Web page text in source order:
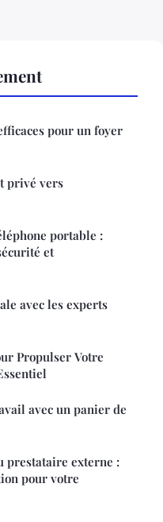
pour un foyer
privé vers
portable :
et
avec les experts
Propulser Votre
avec un panier de
prestataire externe :
pour votre